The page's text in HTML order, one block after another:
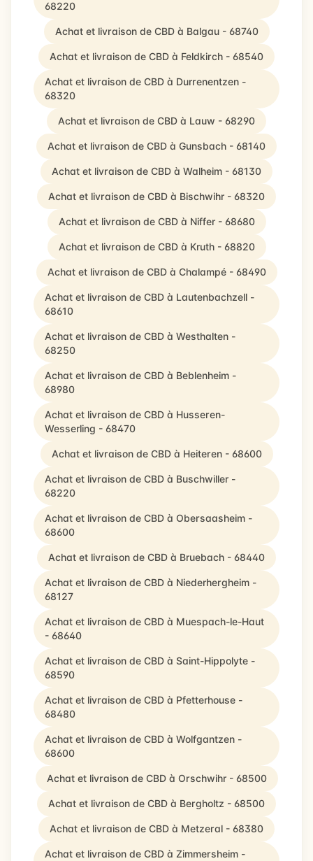
68220
Achat et livraison de CBD à Balgau - 68740
Achat et livraison de CBD à Feldkirch - 68540
Achat et livraison de CBD à Durrenentzen -
68320
Achat et livraison de CBD à Lauw - 68290
Achat et livraison de CBD à Gunsbach - 68140
Achat et livraison de CBD à Walheim - 68130
Achat et livraison de CBD à Bischwihr - 68320
Achat et livraison de CBD à Niffer - 68680
Achat et livraison de CBD à Kruth - 68820
Achat et livraison de CBD à Chalampé - 68490
Achat et livraison de CBD à Lautenbachzell -
68610
Achat et livraison de CBD à Westhalten -
68250
Achat et livraison de CBD à Beblenheim -
68980
Achat et livraison de CBD à Husseren-
Wesserling - 68470
Achat et livraison de CBD à Heiteren - 68600
Achat et livraison de CBD à Buschwiller -
68220
Achat et livraison de CBD à Obersaasheim -
68600
Achat et livraison de CBD à Bruebach - 68440
Achat et livraison de CBD à Niederhergheim -
68127
Achat et livraison de CBD à Muespach-le-Haut
- 68640
Achat et livraison de CBD à Saint-Hippolyte -
68590
Achat et livraison de CBD à Pfetterhouse -
68480
Achat et livraison de CBD à Wolfgantzen -
68600
Achat et livraison de CBD à Orschwihr - 68500
Achat et livraison de CBD à Bergholtz - 68500
Achat et livraison de CBD à Metzeral - 68380
Achat et livraison de CBD à Zimmersheim -